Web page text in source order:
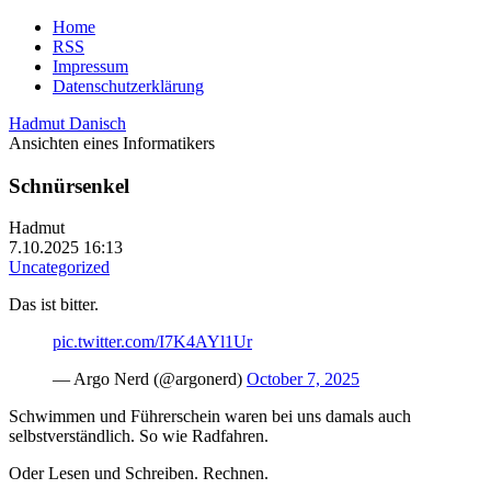
Home
RSS
Impressum
Datenschutzerklärung
Hadmut Danisch
Ansichten eines Informatikers
Schnürsenkel
Hadmut
7.10.2025 16:13
Uncategorized
Das ist bitter.
pic.twitter.com/I7K4AYl1Ur
— Argo Nerd (@argonerd) October 7, 2025
Schwimmen und Führerschein waren bei uns damals auch
selbstverständlich. So wie Radfahren.
Oder Lesen und Schreiben. Rechnen.